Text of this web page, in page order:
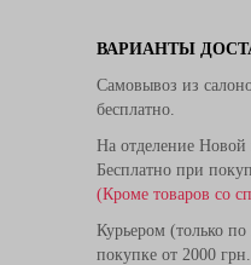
ВАРИАНТЫ
Самовывоз из
бесплатно.
На отделение
Бесплатно при
(Кроме товаров со
Курьером (только
покупке от 2000 грн.